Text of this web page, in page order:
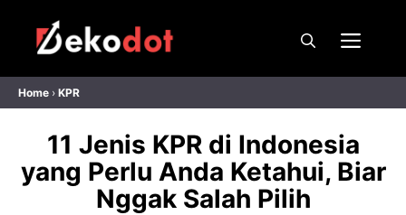
content
Home › KPR
11 Jenis KPR di Indonesia
yang Perlu Anda Ketahui, Biar
Nggak Salah Pilih